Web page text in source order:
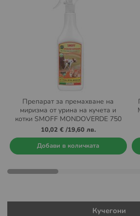
Препарат за премахване на
миризма от урина на кучета и
котки SMOFF MONDOVERDE 750
мл.
10,02 €/19,60 лв.
Добави в количката
Кучегони